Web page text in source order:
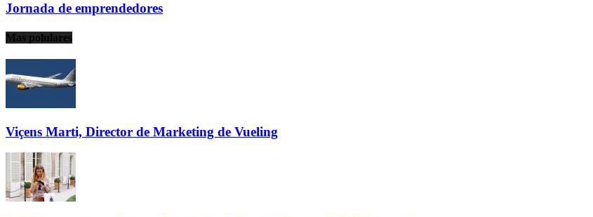
Jornada de emprendedores
Mas polulares
Viçens Marti, Director de Marketing de Vueling